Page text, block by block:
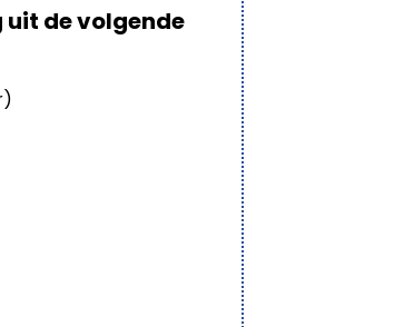
de volgende